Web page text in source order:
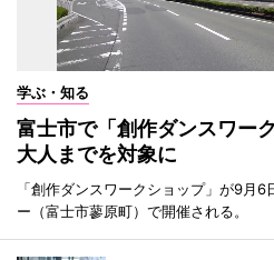
学ぶ・知る
富士市で「創作ダンスワー
大人までを対象に
「創作ダンスワークショップ」が9月
ー（富士市蓼原町）で開催される。